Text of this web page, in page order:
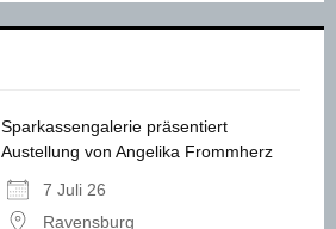
Sparkassengalerie präsentiert
Austellung von Angelika Frommherz
7 Juli 26
Ravensburg